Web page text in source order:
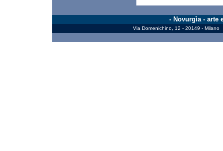
- Novurgìa - arte
Via Domenichino, 12 - 20149 -